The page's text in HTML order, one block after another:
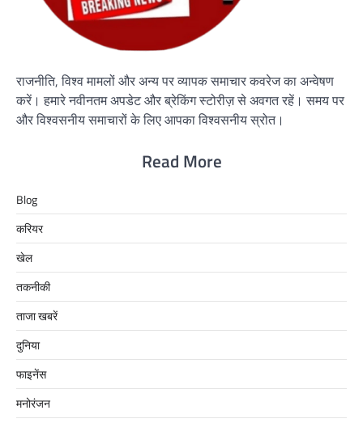
राजनीति, विश्व मामलों और अन्य पर व्यापक समाचार कवरेज का अन्वेषण
करें। हमारे नवीनतम अपडेट और ब्रेकिंग स्टोरीज़ से अवगत रहें। समय पर
और विश्वसनीय समाचारों के लिए आपका विश्वसनीय स्रोत।
Read More
Blog
करियर
खेल
तकनीकी
ताजा खबरें
दुनिया
फाइनेंस
मनोरंजन